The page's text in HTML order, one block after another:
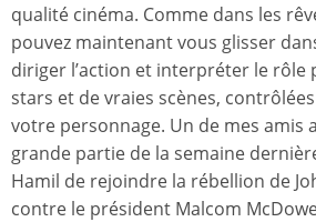
qualité cinéma. Comme dans les
pouvez maintenant vous glisser
diriger l’action et interpréter le rôle
stars et de vraies scènes,
votre personnage. Un de mes amis
grande partie de la semaine
Hamil de rejoindre la rébellion de
contre le président Malcom